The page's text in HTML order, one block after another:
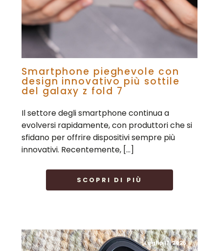
Smartphone pieghevole con
design innovativo più sottile
del galaxy z fold 7
Il settore degli smartphone continua a
evolversi rapidamente, con produttori che si
sfidano per offrire dispositivi sempre più
innovativi. Recentemente, […]
SCOPRI DI PIÙ
Luglio 17, 2025